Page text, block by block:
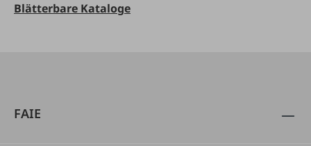
Blätterbare Kataloge
FAIE